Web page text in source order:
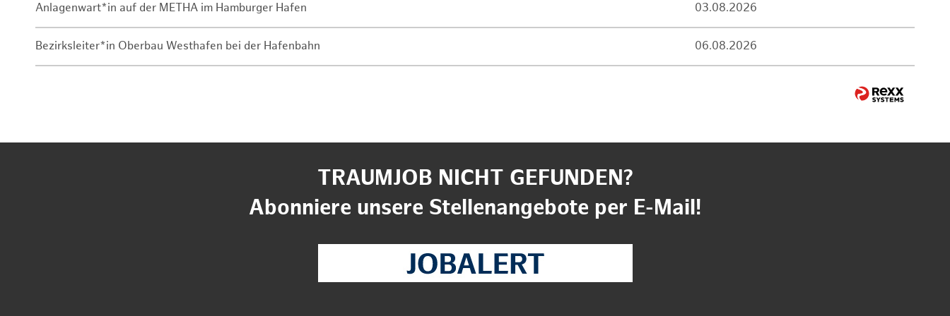
Anlagenwart*in auf der METHA im Hamburger Hafen 03.08.2026
Bezirksleiter*in Oberbau Westhafen bei der Hafenbahn 06.08.2026
TRAUMJOB NICHT GEFUNDEN?
Abonniere unsere Stellenangebote per E-Mail!